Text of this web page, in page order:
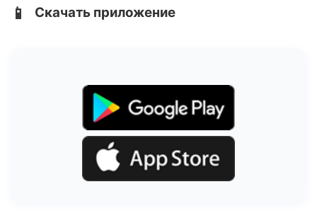
📱 Скачать приложение